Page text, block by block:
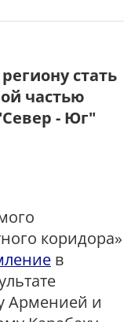
стать
частью
- Юг"
коридора»
в
Арменией и